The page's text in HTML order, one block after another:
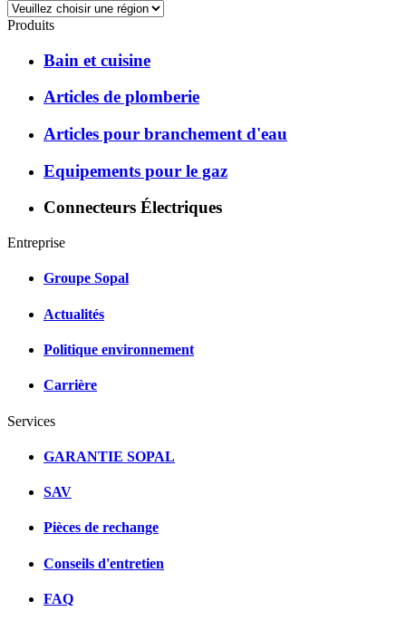
Produits
Bain et cuisine
Articles de plomberie
Articles pour branchement d'eau
Equipements pour le gaz
Connecteurs Électriques
Entreprise
Groupe Sopal
Actualités
Politique environnement
Carrière
Services
GARANTIE SOPAL
SAV
Pièces de rechange
Conseils d'entretien
FAQ